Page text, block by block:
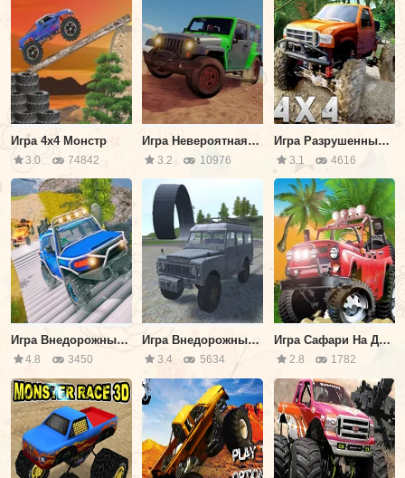
Игра 4х4 Монстр
3.0 74842
Игра Невероятная Трасса Для Вождения Джипа
3.2 10976
Игра Разрушенный Город: Драйв Трюки
3.1 4616
Игра Внедорожный Джип Лэнд Крузер
4.8 3450
Игра Внедорожный Вызов
3.4 5634
Игра Сафари На Джипе: Приключения в Джунглях
2.8 1782